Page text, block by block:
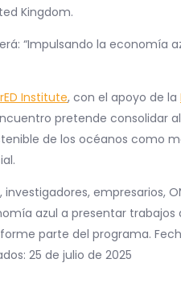
Kingdom.
“Impulsando la
Institute, con el apoyo de la
pretende consolidar
de los océanos como
empresarios,
azul a presentar
parte del programa.
25 de julio de 2025